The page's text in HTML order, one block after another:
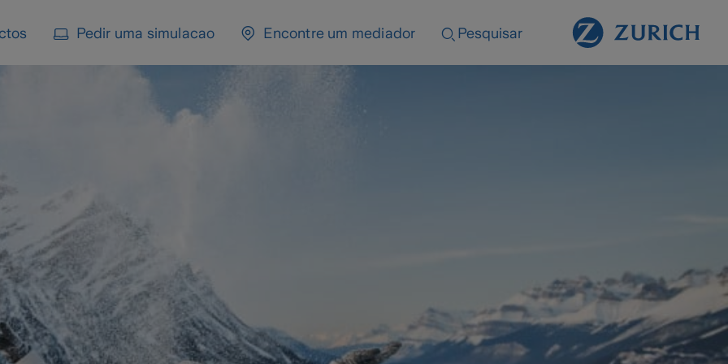
Pedir uma simulacao Encontre um mediador Pesquisar